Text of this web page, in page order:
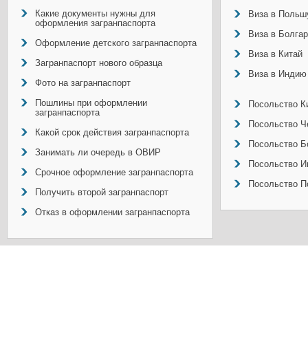
Какие документы нужны для
оформления загранпаспорта
Оформление детского загранпаспорта
Загранпаспорт нового образца
Фото на загранпаспорт
Пошлины при оформлении
загранпаспорта
Какой срок действия загранпаспорта
Занимать ли очередь в ОВИР
Срочное оформление загранпаспорта
Получить второй загранпаспорт
Отказ в оформлении загранпаспорта
Виза в
Виза в
Виза в Китай
Виза в Индию
Посольство
Посольство
Посольство
Посольство
Посольство